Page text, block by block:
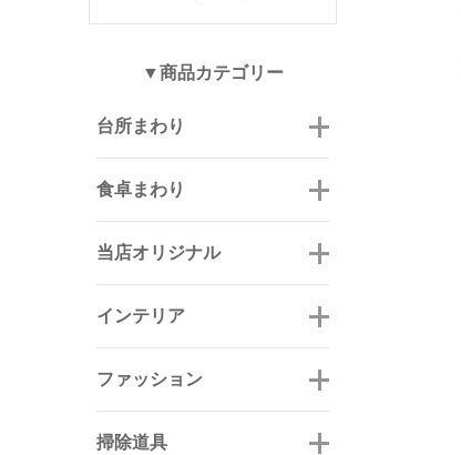
▼商品カテゴリー
台所まわり
食卓まわり
当店オリジナル
インテリア
ファッション
掃除道具